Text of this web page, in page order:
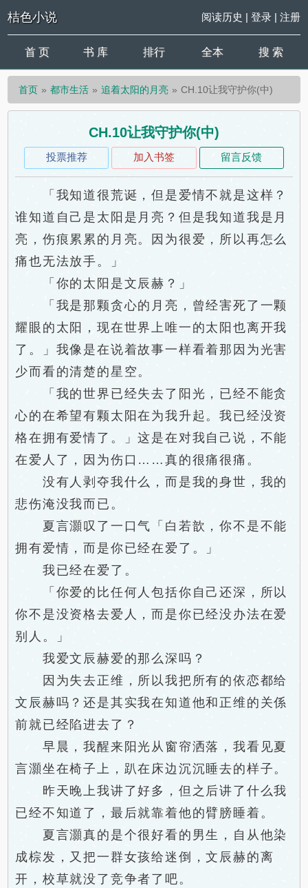
桔色小说 阅读历史 | 登录| 注册
首 页 书 库 排行 全本 搜 索
首页 都市生活 追着太阳的月亮 CH.10让我守护你(中)
CH.10让我守护你(中)
投票推荐 加入书签 留言反馈
「我知道很荒诞，但是爱情不就是这样？
谁知道自己是太阳是月亮？但是我知道我是月
亮，伤痕累累的月亮。因为很爱，所以再怎么
痛也无法放手。」
「你的太阳是文辰赫？」
「我是那颗贪心的月亮，曾经害死了一颗
耀眼的太阳，现在世界上唯一的太阳也离开我
了。」我像是在说着故事一样看着那因为光害
少而看的清楚的星空。
「我的世界已经失去了阳光，已经不能贪
心的在希望有颗太阳在为我升起。我已经没资
格在拥有爱情了。」这是在对我自己说，不能
在爱人了，因为伤口……真的很痛很痛。
没有人剥夺我什么，而是我的身世，我的
悲伤淹没我而已。
夏言灝叹了一口气「白若歆，你不是不能
拥有爱情，而是你已经在爱了。」
我已经在爱了。
「你爱的比任何人包括你自己还深，所以
你不是没资格去爱人，而是你已经没办法在爱
别人。」
我爱文辰赫爱的那么深吗？
因为失去正维，所以我把所有的依恋都给
文辰赫吗？还是其实我在知道他和正维的关係
前就已经陷进去了？
早晨，我醒来阳光从窗帘洒落，我看见夏
言灝坐在椅子上，趴在床边沉沉睡去的样子。
昨天晚上我讲了好多，但之后讲了什么我
已经不知道了，最后就靠着他的臂膀睡着。
夏言灝真的是个很好看的男生，自从他染
成棕发，又把一群女孩给迷倒，文辰赫的离
开，校草就没了竞争者了吧。